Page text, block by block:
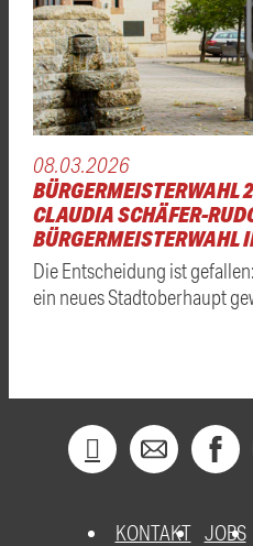
08.03.2026
CLAUDIA SCHÄFER-
BÜRGERMEISTERWAHL
Die Entscheidung ist
ein neues Stadtoberhaupt
KONTAKT JOBS